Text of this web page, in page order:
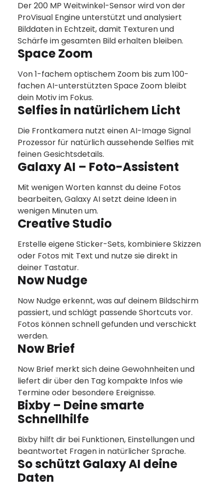
Der 200 MP Weitwinkel-Sensor wird von der
ProVisual Engine unterstützt und analysiert
Bilddaten in Echtzeit, damit Texturen und
Schärfe im gesamten Bild erhalten bleiben.
Space Zoom
Von 1-fachem optischem Zoom bis zum 100-
fachen AI-unterstützten Space Zoom bleibt
dein Motiv im Fokus.
Selfies in natürlichem Licht
Die Frontkamera nutzt einen AI-Image Signal
Prozessor für natürlich aussehende Selfies mit
feinen Gesichtsdetails.
Galaxy AI – Foto-Assistent
Mit wenigen Worten kannst du deine Fotos
bearbeiten, Galaxy AI setzt deine Ideen in
wenigen Minuten um.
Creative Studio
Erstelle eigene Sticker-Sets, kombiniere Skizzen
oder Fotos mit Text und nutze sie direkt in
deiner Tastatur.
Now Nudge
Now Nudge erkennt, was auf deinem Bildschirm
passiert, und schlägt passende Shortcuts vor.
Fotos können schnell gefunden und verschickt
werden.
Now Brief
Now Brief merkt sich deine Gewohnheiten und
liefert dir über den Tag kompakte Infos wie
Termine oder besondere Ereignisse.
Bixby – Deine smarte
Schnellhilfe
Bixby hilft dir bei Funktionen, Einstellungen und
beantwortet Fragen in natürlicher Sprache.
So schützt Galaxy AI deine
Daten